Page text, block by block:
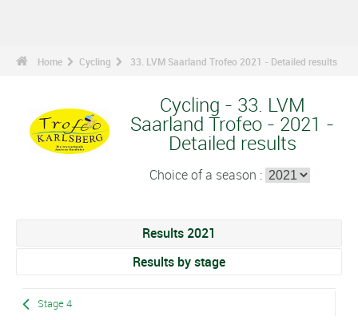
Home Cycling 33. LVM Saarland Trofeo 2021 - Detailed results
Cycling - 33. LVM
Saarland Trofeo - 2021 -
Detailed results
Choice of a season :
Results 2021
Results by stage
Stage 4